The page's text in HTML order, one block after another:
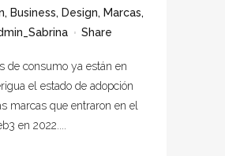
, Business, Design, Marcas,
Share
de consumo ya están en
el estado de adopción
marcas que entraron en el
en 2022....